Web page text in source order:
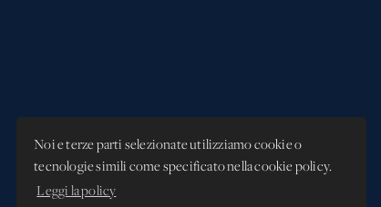
Noi e terze parti selezionate utilizziamo cookie o
tecnologie simili come specificato nella cookie policy.
Leggi la policy